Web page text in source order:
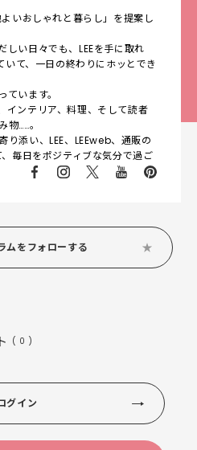
いおしゃれと暮らし」を提案し
しい日々でも、LEEを手に取れ
いて、一日の終わりにホッとでき
います。
インテリア、料理、そして読者
物……。
り添い、LEE、LEEweb、通販の
毎日をポジティブな気分で過ご
ムをフォローする
( 0 )
グイン